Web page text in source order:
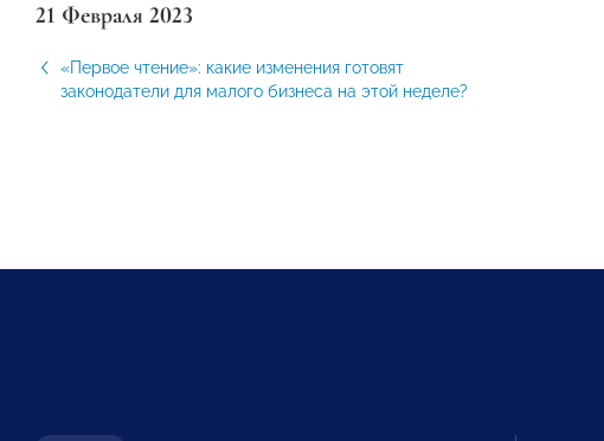
21 Февраля 2023
«Первое чтение»: какие изменения готовят
законодатели для малого бизнеса на этой неделе?